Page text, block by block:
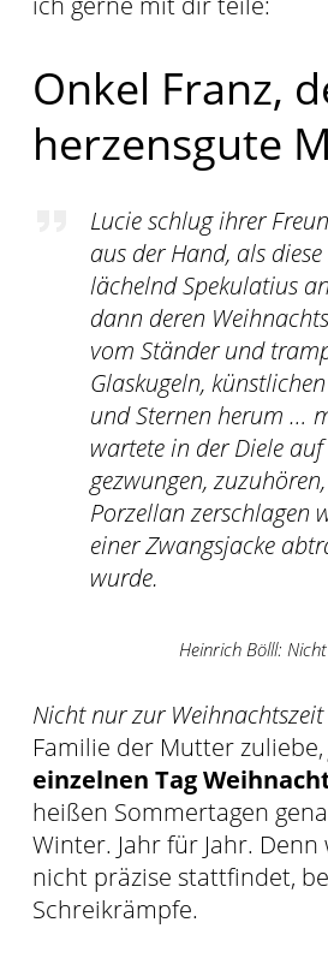
Onkel Franz,
herzensgute
Lucie schlug ihrer
aus der Hand, als
lächelnd Spekulatius
dann deren
vom Ständer und
Glaskugeln,
und Sternen herum …
wartete in der Diele auf
gezwungen,
Porzellan zerschlagen
einer Zwangsjacke
wurde.
Heinrich Bölll:
Nicht nur zur Weihnachtszeit
Familie der Mutter zuliebe,
einzelnen Tag
heißen Sommertagen
Winter. Jahr für Jahr. Denn
nicht präzise stattfindet,
Schreikrämpfe.